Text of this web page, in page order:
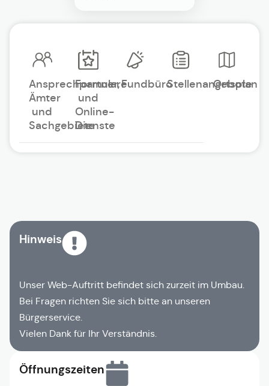
Ansprechpartner,
Ämter
und
Sachgebiete
Formulare
und
Online-
Dienste
FundbüroStellenangebote
Ortsplan
Hinweis
Unser Web-Auftritt befindet sich zurzeit im Umbau.
Bei Fragen richten Sie sich bitte an unseren
Bürgerservice.
Vielen Dank für Ihr Verständnis.
Öffnungszeiten